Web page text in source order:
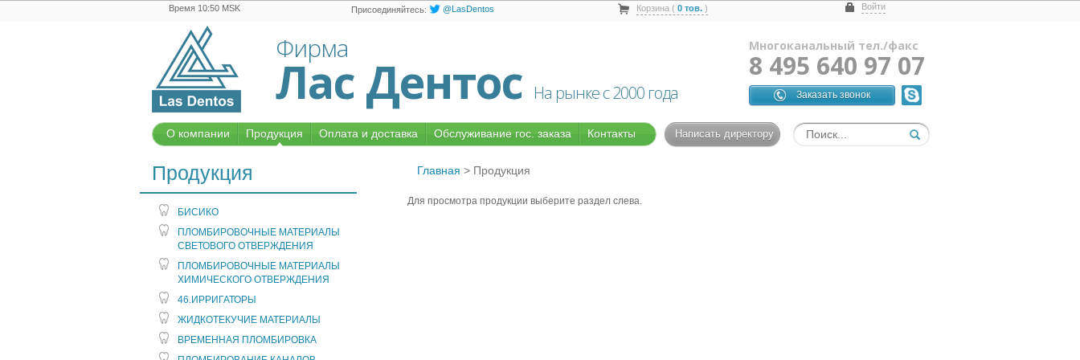
Время 10:50 MSK Присоединяйтесь: @LasDentos Корзина (0 тов. ) Войти
Фирма
Лас Дентос На рынке с 2000 года
Многоканальный тел./факс
8 495 640 97 07
Заказать звонок
О компании Продукция Оплата и доставка Обслуживание гос. заказа Контакты Написать директору
Продукция
БИСИКО
ПЛОМБИРОВОЧНЫЕ МАТЕРИАЛЫ
СВЕТОВОГО ОТВЕРЖДЕНИЯ
ПЛОМБИРОВОЧНЫЕ МАТЕРИАЛЫ
ХИМИЧЕСКОГО ОТВЕРЖДЕНИЯ
46.ИРРИГАТОРЫ
ЖИДКОТЕКУЧИЕ МАТЕРИАЛЫ
ВРЕМЕННАЯ ПЛОМБИРОВКА
Главная > Продукция
Для просмотра продукции выберите раздел слева.